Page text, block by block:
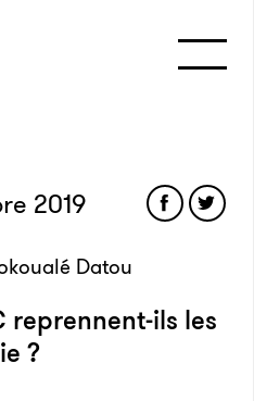
2019
Datou
reprennent-ils les
?